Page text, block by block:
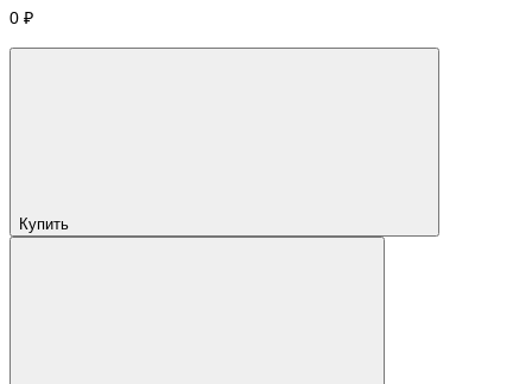
0 ₽
Купить